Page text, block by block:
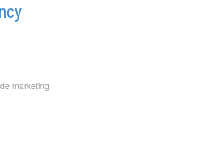
marketing